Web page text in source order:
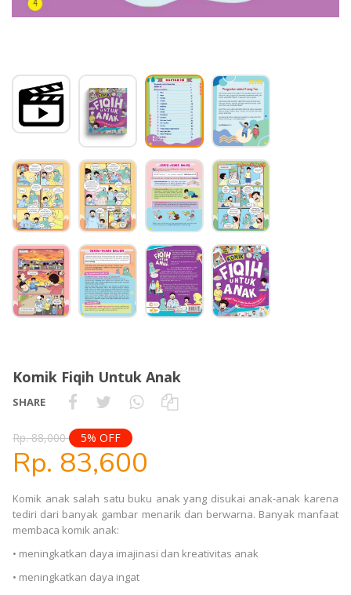
Komik Fiqih Untuk Anak
SHARE
Rp. 88,000 5% OFF
Rp. 83,600
Komik anak salah satu buku anak yang disukai anak-anak karena
tediri dari banyak gambar menarik dan berwarna. Banyak manfaat
membaca komik anak:
• meningkatkan daya imajinasi dan kreativitas anak
• meningkatkan daya ingat